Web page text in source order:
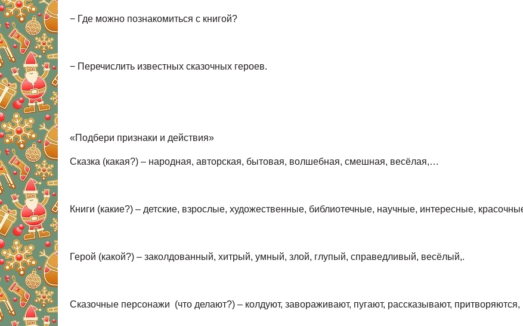
− Где можно познакомиться с книгой?
− Перечислить известных сказочных героев.
«Подбери признаки и действия»
Сказка (какая?) – народная, авторская, бытовая, волшебная, смешная, весёлая,…
Книги (какие?) – детские, взрослые, художественные, библиотечные, научные, интересные,
Герой (какой?) – заколдованный, хитрый, умный, злой, глупый, справедливый, весёлый,.
Сказочные персонажи (что делают?) ‒ колдуют, завораживают, пугают, рассказывают,